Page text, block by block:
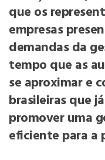
que os
empresas
demandas da
tempo que as
se aproximar e
brasileiras que
promover uma
eficiente para a